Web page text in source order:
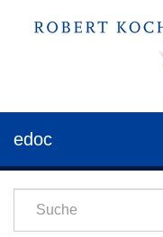
edoc